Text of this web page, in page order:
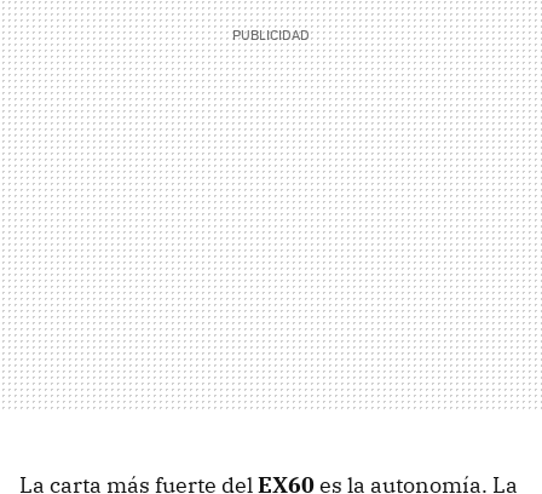
La carta más fuerte delEX60es la autonomía. La